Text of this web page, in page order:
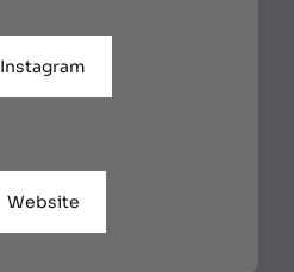
Instagram
Website